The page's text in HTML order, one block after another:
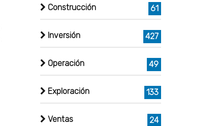
Construcción 61
Inversión 427
Operación 49
Exploración 133
Ventas 24